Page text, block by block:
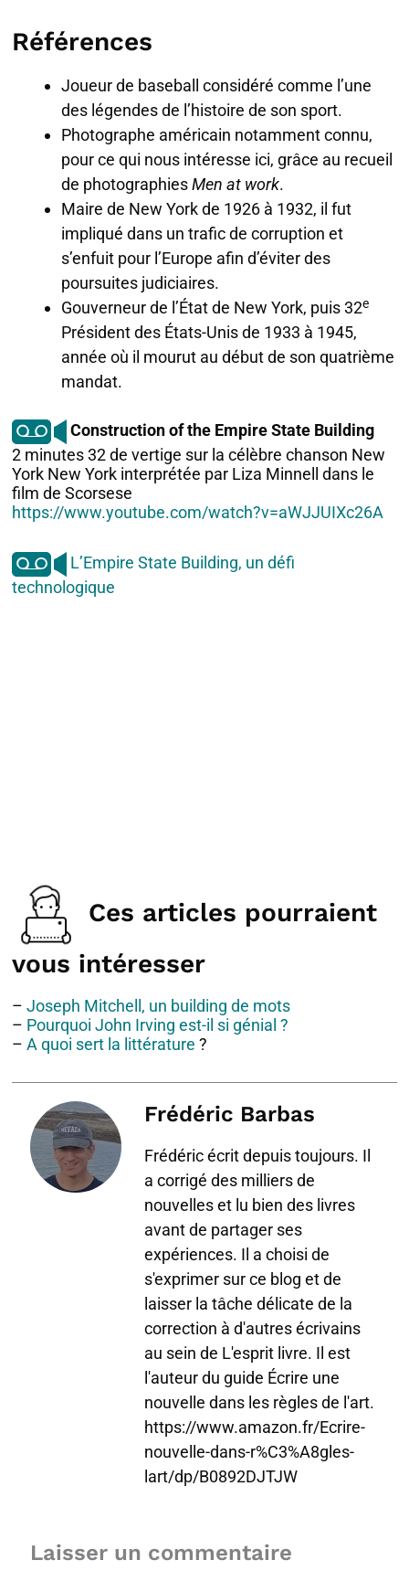
Références
Joueur de baseball considéré comme l’une
des légendes de l’histoire de son sport.
Photographe américain notamment connu,
pour ce qui nous intéresse ici, grâce au recueil
de photographiesMen at work.
Maire de New York de 1926 à 1932, il fut
impliqué dans un trafic de corruption et
s’enfuit pour l’Europe afin d’éviter des
poursuites judiciaires.
Gouverneur de l’État de New York, puis 32e
Président des États-Unis de 1933 à 1945,
année où il mourut au début de son quatrième
mandat.
Construction of the Empire State Building
2 minutes 32 de vertige sur la célèbre chanson New
York New York interprétée par Liza Minnell dans le
film de Scorsese
https://www.youtube.com/watch?v=aWJJUIXc26A
L’Empire State Building, un défi
technologique
Ces articles pourraient
vous intéresser
– Joseph Mitchell, un building de mots
– Pourquoi John Irving est-il si génial ?
–A quoi sert la littérature ?
Frédéric Barbas
Frédéric écrit depuis toujours. Il
a corrigé des milliers de
nouvelles et lu bien des livres
avant de partager ses
expériences. Il a choisi de
s'exprimer sur ce blog et de
laisser la tâche délicate de la
correction à d'autres écrivains
au sein de L'esprit livre. Il est
l'auteur du guide Écrire une
nouvelle dans les règles de l'art.
https://www.amazon.fr/Ecrire-
nouvelle-dans-r%C3%A8gles-
lart/dp/B0892DJTJW
Laisser un commentaire